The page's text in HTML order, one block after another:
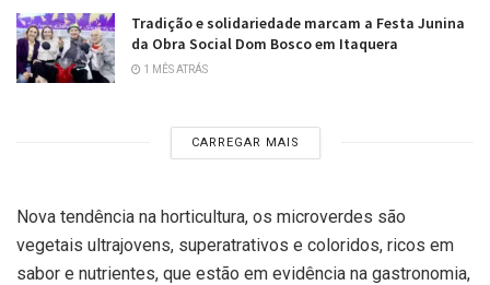
Tradição e solidariedade marcam a Festa Junina
da Obra Social Dom Bosco em Itaquera
1 MÊS ATRÁS
CARREGAR MAIS
Nova tendência na horticultura, os microverdes são
vegetais ultrajovens, superatrativos e coloridos, ricos em
sabor e nutrientes, que estão em evidência na gastronomia,